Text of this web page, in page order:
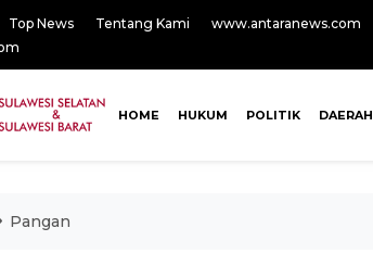
Top News Tentang Kami www.antaranews.com
HOME HUKUM POLITIK DAERAH
Pangan